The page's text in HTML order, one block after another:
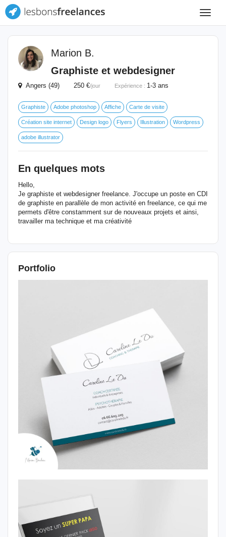
Toggle
Marion B.
Graphiste et webdesigner
Angers (49) 250 €/jour Expérience : 1-3 ans
Graphiste Adobe photoshop Affiche Carte de visite
Création site internet Design logo Flyers Illustration Wordpress
adobe illustrator
En quelques mots
Hello,
Je graphiste et webdesigner freelance. J'occupe un poste en CDI
de graphiste en parallèle de mon activité en freelance, ce qui me
permets d'être constamment sur de nouveaux projets et ainsi,
travailler ma technique et ma créativité
Portfolio